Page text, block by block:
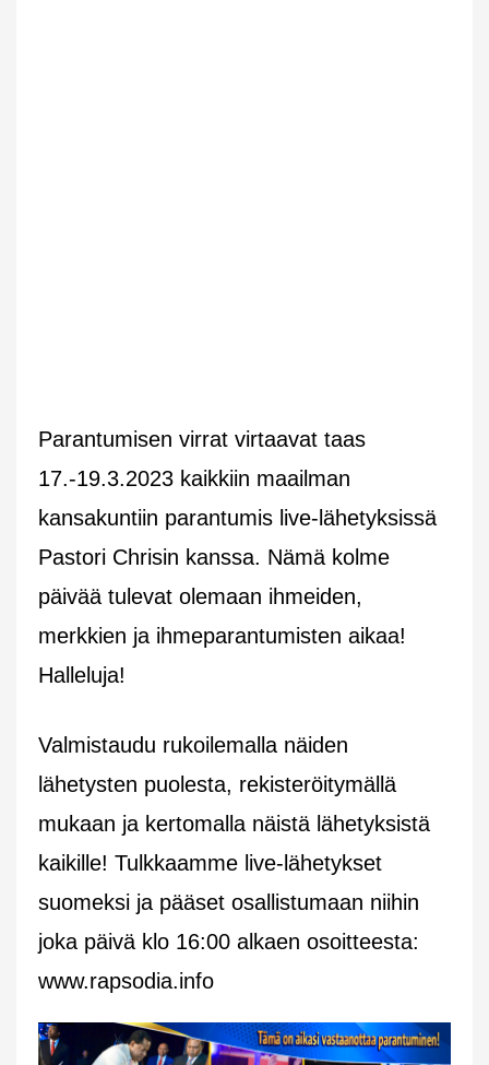
Parantumisen virrat virtaavat taas
17.-19.3.2023 kaikkiin maailman
kansakuntiin parantumis live-lähetyksissä
Pastori Chrisin kanssa. Nämä kolme
päivää tulevat olemaan ihmeiden,
merkkien ja ihmeparantumisten aikaa!
Halleluja!
Valmistaudu rukoilemalla näiden
lähetysten puolesta, rekisteröitymällä
mukaan ja kertomalla näistä lähetyksistä
kaikille! Tulkkaamme live-lähetykset
suomeksi ja pääset osallistumaan niihin
joka päivä klo 16:00 alkaen osoitteesta:
www.rapsodia.info